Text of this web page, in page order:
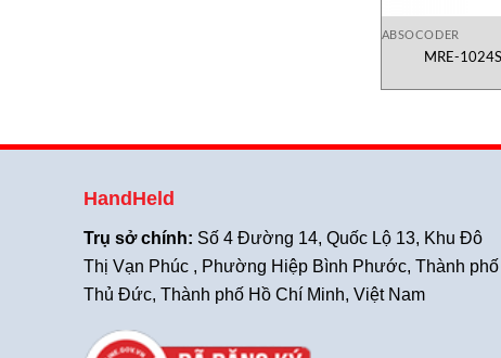
ABSOCODER
MRE-
HandHeld
Trụ sở chính: Số 4 Đường 14, Quốc Lộ 13, Khu Đô
Thị Vạn Phúc , Phường Hiệp Bình Phước, Thành phố
Thủ Đức, Thành phố Hồ Chí Minh, Việt Nam